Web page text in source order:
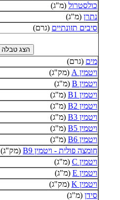
כולסטרול (מ"ג)
נתרן (מ"ג)
סיבים תזונתיים (גרם)
מים (גרם)
ויטמין A
(מק"ג)
ויטמין B
(מ"ג)
ויטמין B1
(מ"ג)
ויטמין B2
(מ"ג)
ויטמין B3
(מ"ג)
ויטמין B5
(מ"ג)
ויטמין B6
(מ"ג)
חומצה פולית - ויטמין B9
(מק"ג)
ויטמין C
(מ"ג)
ויטמין E
(מ"ג)
ויטמין K
(מק"ג)
סידן (מ"ג)